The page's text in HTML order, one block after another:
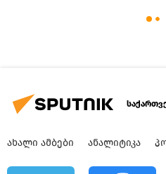
ᲐᲮᲐᲚᲘ ᲐᲛᲑᲔᲑᲘ ᲐᲜᲐᲚᲘᲢᲘᲙᲐ